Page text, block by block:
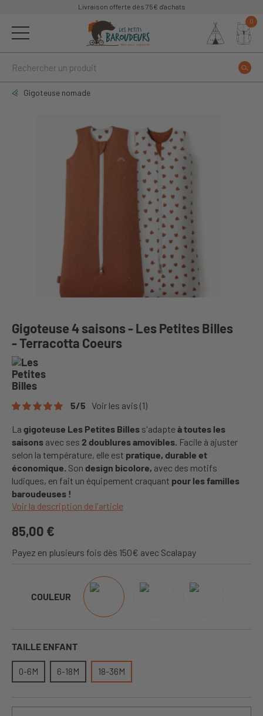
Livraison offerte dès 75€ d'achats
0
Gigoteuse nomade
Gigoteuse 4 saisons - Les Petites Billes
- Terracotta Coeurs
5/5 Voir les avis (1)
La gigoteuse Les Petites Billes s'adapteà toutes les
saisons avec ses 2 doublures amovibles. Facile à ajuster
selon la température, elle est pratique, durable et
économique. Son design bicolore, avec des motifs
ludiques, en fait un équipement craquant pour les familles
baroudeuses !
Voir la description de l'article
85,00 €
Payez en plusieurs fois dès 150€ avec Scalapay
COULEUR
TAILLE ENFANT
0-6M 6-18M 18-36M